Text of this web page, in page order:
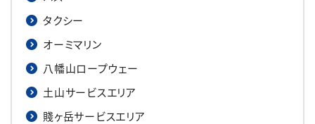
タクシー
オーミマリン
八幡山ロープウェー
土山サービスエリア
賤ヶ岳サービスエリア